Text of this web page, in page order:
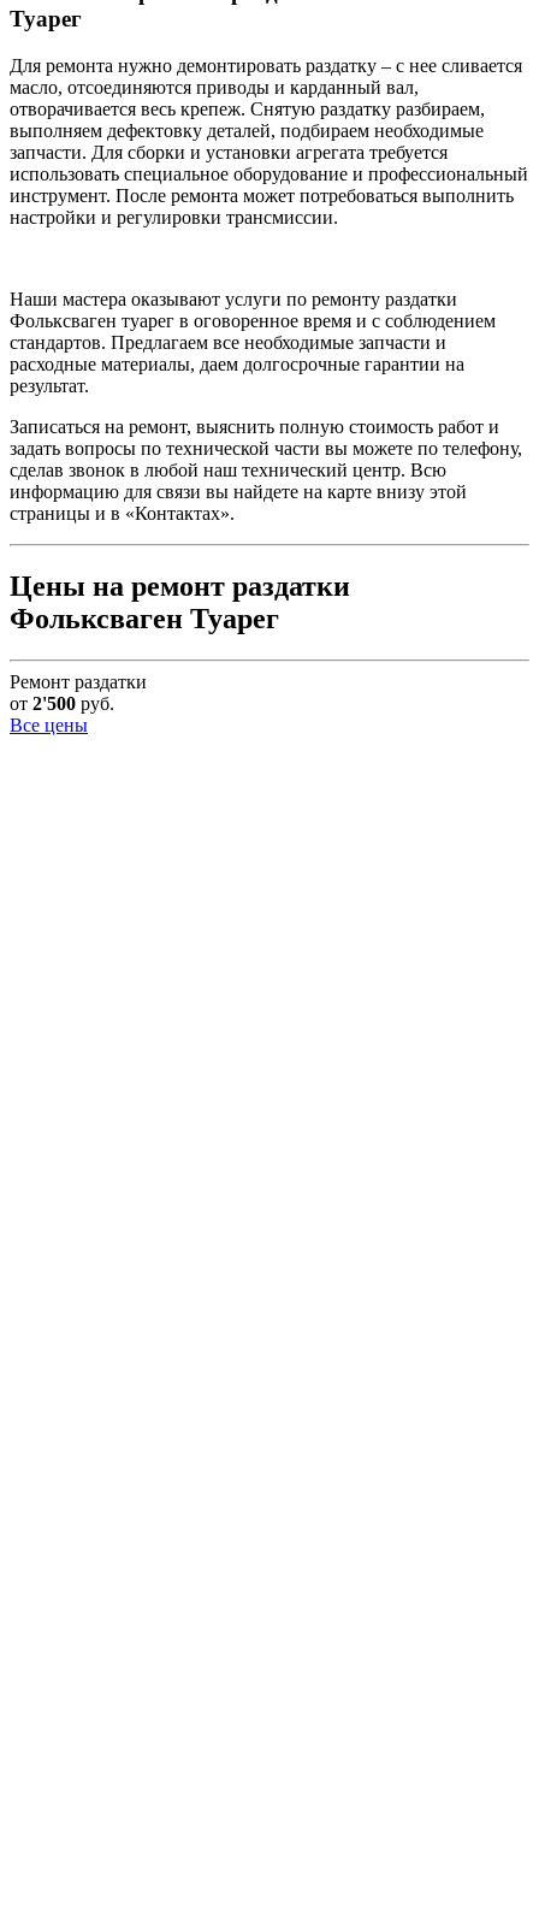
Туарег
Для ремонта нужно демонтировать раздатку – с нее сливается
масло, отсоединяются приводы и карданный вал,
отворачивается весь крепеж. Снятую раздатку разбираем,
выполняем дефектовку деталей, подбираем необходимые
запчасти. Для сборки и установки агрегата требуется
использовать специальное оборудование и профессиональный
инструмент. После ремонта может потребоваться выполнить
настройки и регулировки трансмиссии.
Наши мастера оказывают услуги по ремонту раздатки
Фольксваген туарег в оговоренное время и с соблюдением
стандартов. Предлагаем все необходимые запчасти и
расходные материалы, даем долгосрочные гарантии на
результат.
Записаться на ремонт, выяснить полную стоимость работ и
задать вопросы по технической части вы можете по телефону,
сделав звонок в любой наш технический центр. Всю
информацию для связи вы найдете на карте внизу этой
страницы и в «Контактах».
Цены на ремонт раздатки
Фольксваген Туарег
Ремонт раздатки
от 2'500 руб.
Все цены